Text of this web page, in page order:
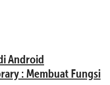
Android
: Membuat Fungsi